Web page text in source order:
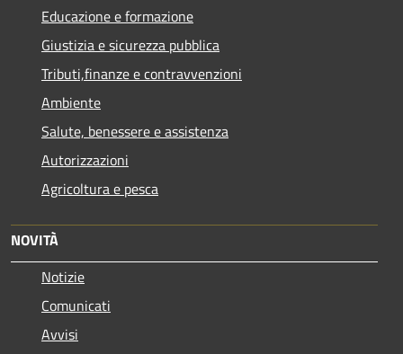
Educazione e formazione
Giustizia e sicurezza pubblica
Tributi,finanze e contravvenzioni
Ambiente
Salute, benessere e assistenza
Autorizzazioni
Agricoltura e pesca
NOVITÀ
Notizie
Comunicati
Avvisi